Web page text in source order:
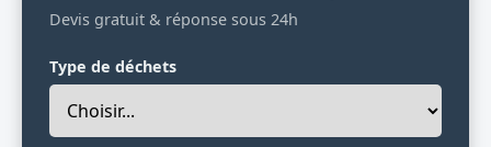
Devis gratuit & réponse sous 24h
Type de déchets